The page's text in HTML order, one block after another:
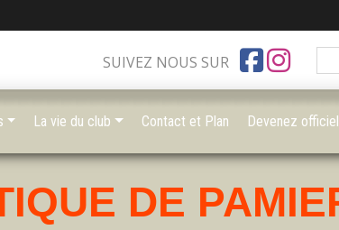
DE
SUIVEZ NOUS SUR
La vie du club Contact et Plan Devenez